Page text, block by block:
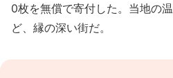
0枚を無償で寄付した。当地の
ど、縁の深い街だ。